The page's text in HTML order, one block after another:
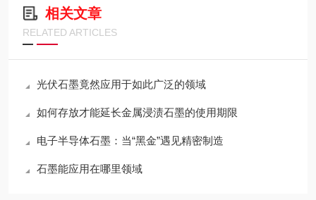
相关文章
RELATED ARTICLES
光伏石墨竟然应用于如此广泛的领域
如何存放才能延长金属浸渍石墨的使用期限
电子半导体石墨：当“黑金”遇见精密制造
石墨能应用在哪里领域